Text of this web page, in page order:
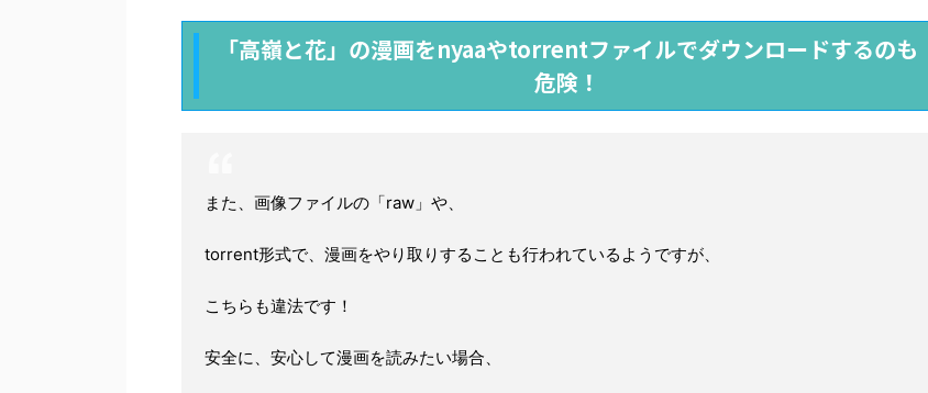
「高嶺と花」の漫画をnyaaやtorrentファイルでダウンロードするのも
危険！
また、画像ファイルの「raw」や、
torrent形式で、漫画をやり取りすることも行われているようですが、
こちらも違法です！
安全に、安心して漫画を読みたい場合、